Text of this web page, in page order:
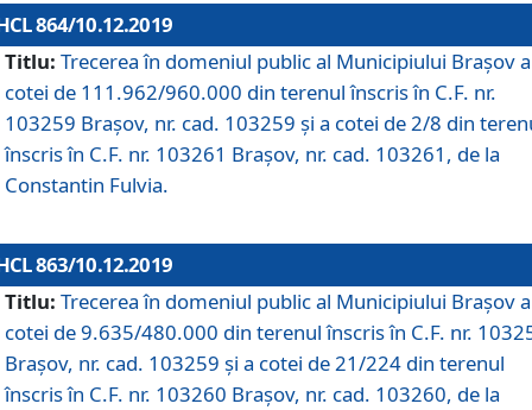
864/10.12.2019
Titlu: Trecerea în domeniul public al Municipiului Braşov a
cotei de 111.962/960.000 din terenul înscris în C.F. nr.
103259 Brașov, nr. cad. 103259 și a cotei de 2/8 din
înscris în C.F. nr. 103261 Brașov, nr. cad. 103261, de la
Constantin Fulvia.
863/10.12.2019
Titlu: Trecerea în domeniul public al Municipiului Braşov a
cotei de 9.635/480.000 din terenul înscris în C.F. nr.
Brașov, nr. cad. 103259 și a cotei de 21/224 din terenul
înscris în C.F. nr. 103260 Brașov, nr. cad. 103260, de la